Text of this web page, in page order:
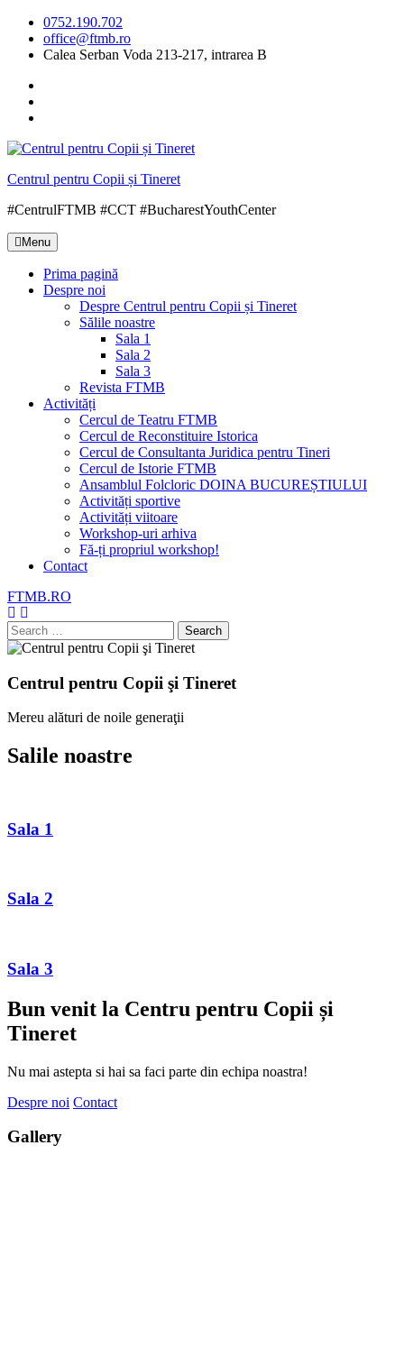
Skip
content
0752.190.702
office@ftmb.ro
Calea Serban Voda 213-217, intrarea B
Centrul pentru Copii și Tineret
#CentrulFTMB #CCT #BucharestYouthCenter
Menu
Prima pagină
Despre noi
Despre Centrul pentru Copii și Tineret
Sălile noastre
Sala 1
Sala 2
Sala 3
Revista FTMB
Activități
Cercul de Teatru FTMB
Cercul de Reconstituire Istorica
Cercul de Consultanta Juridica pentru Tineri
Cercul de Istorie FTMB
Ansamblul Folcloric DOINA BUCUREȘTIULUI
Activități sportive
Activități viitoare
Workshop-uri arhiva
Fă-ți propriul workshop!
Contact
FTMB.RO
Search
Close
Search
for:
Search
Centrul pentru Copii şi Tineret
Mereu alături de noile generaţii
Salile noastre
Sala 1
Sala 2
Sala 3
Bun venit la Centru pentru Copii și
Tineret
Nu mai astepta si hai sa faci parte din echipa noastra!
Despre noi Contact
Gallery